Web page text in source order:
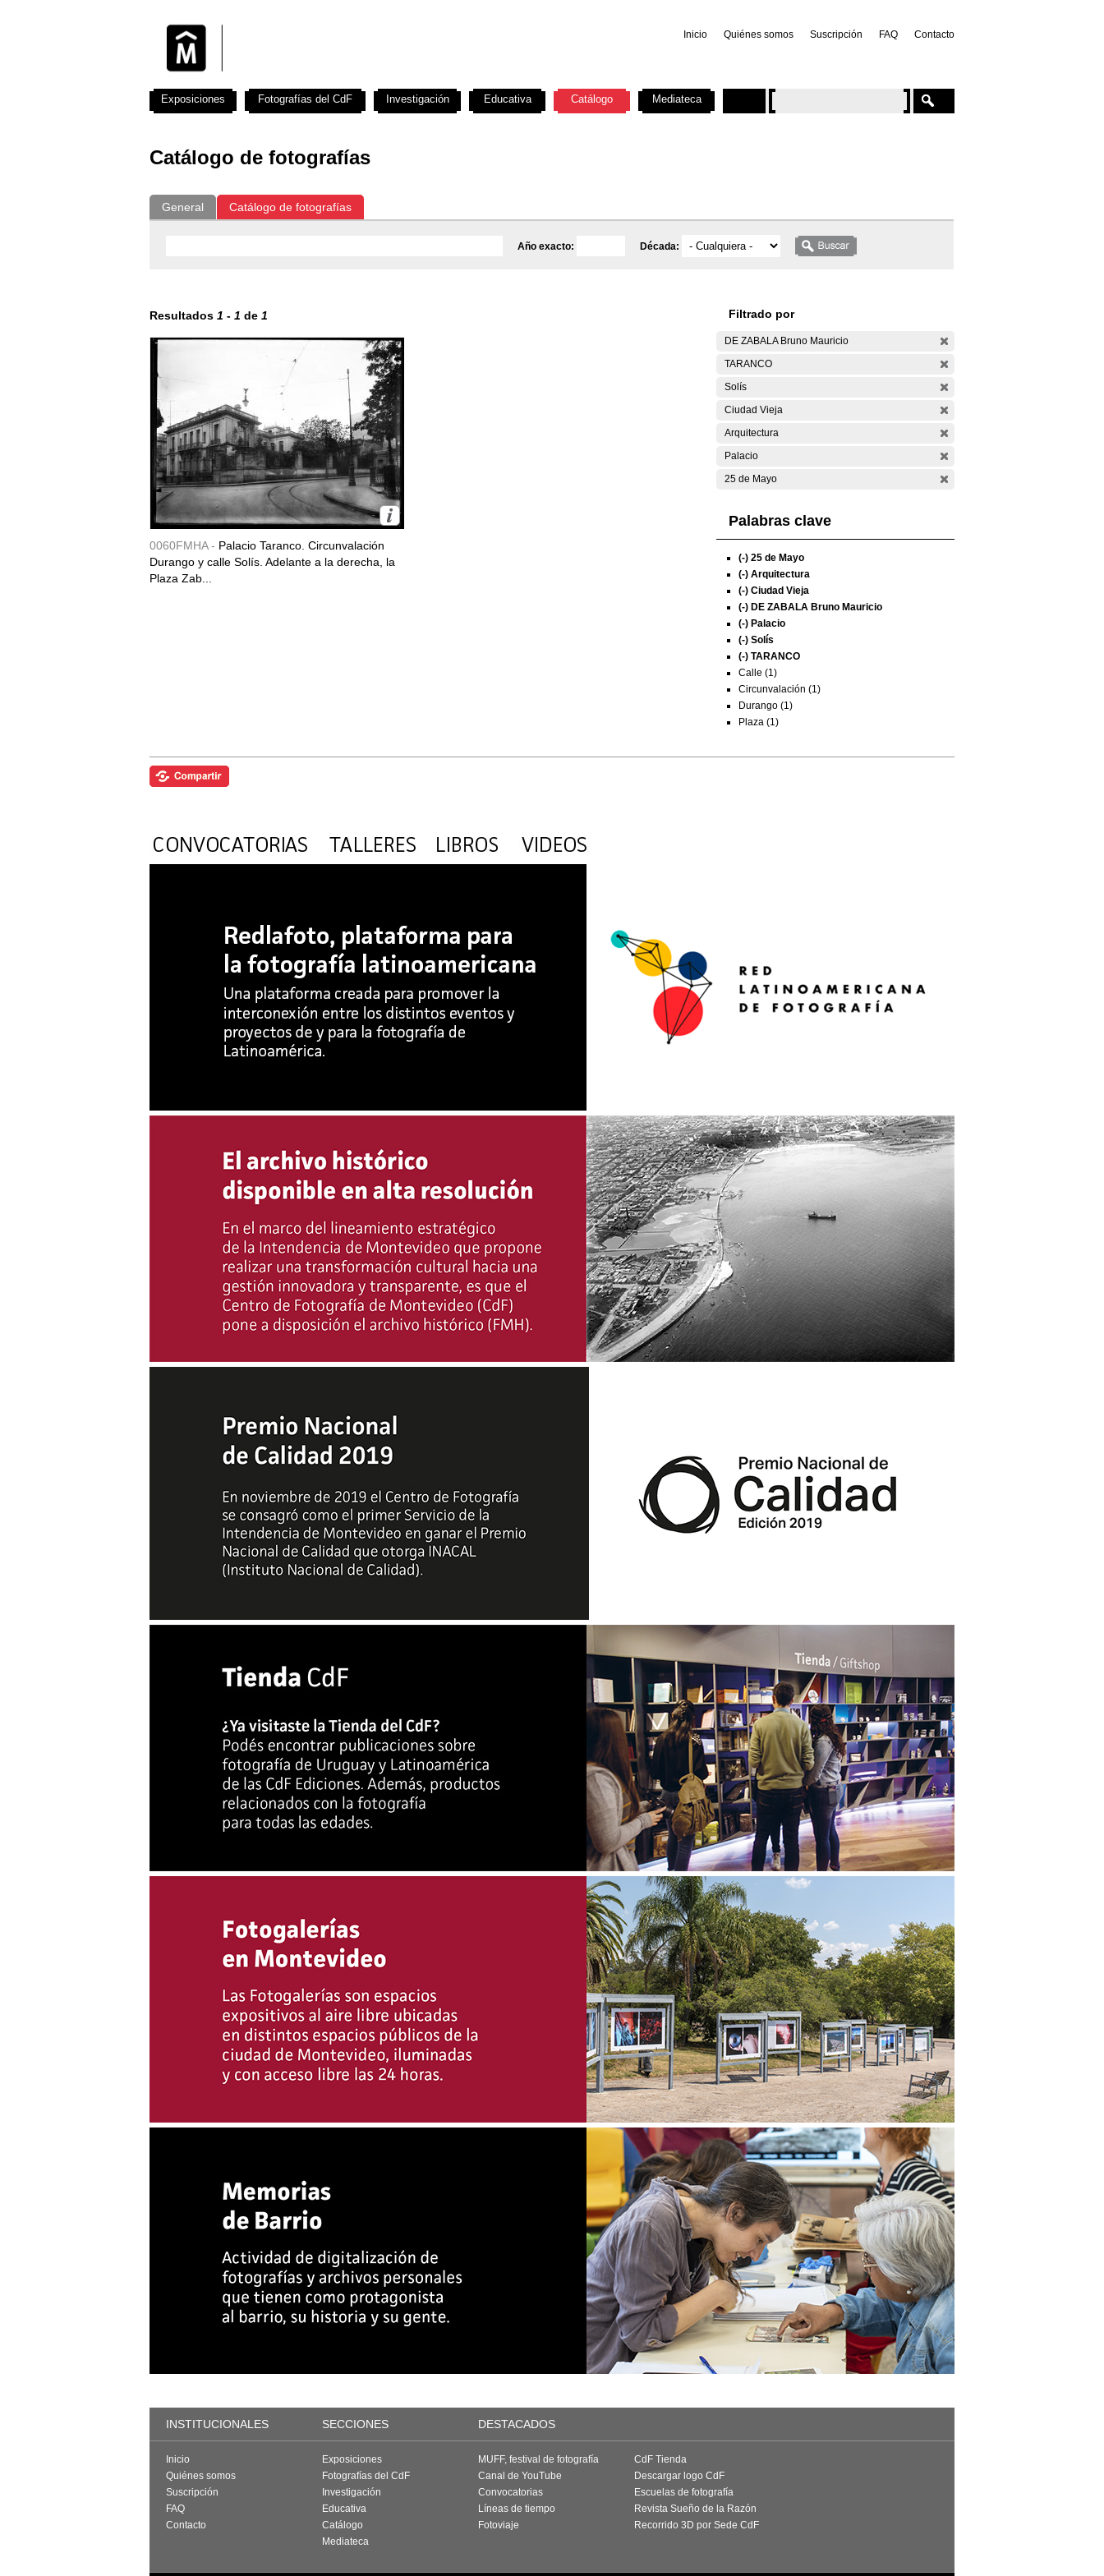
Inicio Quiénes somos Suscripción FAQ Contacto
Catálogo de fotografías
General Catálogo de fotografías
Año exacto: Década:
Resultados 1 - 1 de 1
0060FMHA - Palacio Taranco. Circunvalación
Durango y calle Solís. Adelante a la derecha, la
Plaza Zab...
Filtrado por
DE ZABALA Bruno Mauricio
TARANCO
Solís
Ciudad Vieja
Arquitectura
Palacio
25 de Mayo
Palabras clave
(-) 25 de Mayo
(-) Arquitectura
(-) Ciudad Vieja
(-) DE ZABALA Bruno Mauricio
(-) Palacio
(-) Solís
(-) TARANCO
Calle (1)
Circunvalación (1)
Durango (1)
Plaza (1)
Exposiciones Fotografías del CdF Investigación Educativa Catálogo Mediateca
INSTITUCIONALES SECCIONES DESTACADOS
Inicio
Quiénes somos
Suscripción
FAQ
Contacto
Exposiciones
Fotografías del CdF
Investigación
Educativa
Catálogo
Mediateca
MUFF, festival de fotografía
Canal de YouTube
Convocatorias
Líneas de tiempo
Fotoviaje
CdF Tienda
Descargar logo CdF
Escuelas de fotografía
Revista Sueño de la Razón
Recorrido 3D por Sede CdF